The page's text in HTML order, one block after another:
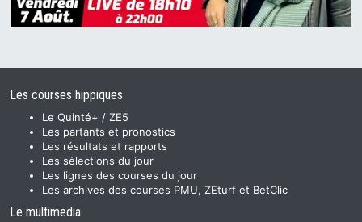
Les courses hippiques
Le Quinté+ / ZE5
Les partants et pronostics
Les résultats et rapports
Les sélections du jour
Les lignes des courses du jour
Les archives des courses PMU, ZEturf et BetClic
Le multimedia